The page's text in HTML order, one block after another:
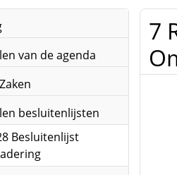
van de agenda
besluitenlijsten
Besluitenlijst
7